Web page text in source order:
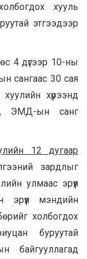
хууль
этгээдээр
4 дүгээр 10-ны
сангаас 30 сая
хүрээнд
ЭМД-ын санг
12 дугаар
зардлыг
улмаас эрүүл
эрүүл мэндийн
холбогдох
буруутай
байгууллагад